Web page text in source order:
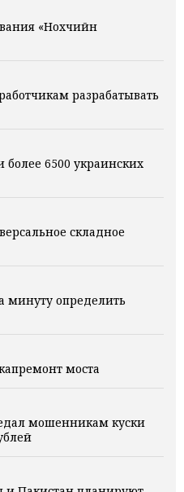
«Нохчийн
разрабатывать
6500 украинских
складное
минуту определить
моста
мошенникам куски